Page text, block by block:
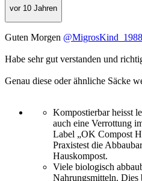
vor 10 Jahren
Guten Morgen @MigrosKind_1988
Habe sehr gut verstanden und
Genau diese oder ähnliche Säcke
Kompostierbar heisst
auch eine Verrottung
Label „OK Compost
Praxistest die
Hauskompost.
Viele biologisch
Nahrungsmitteln. Dies